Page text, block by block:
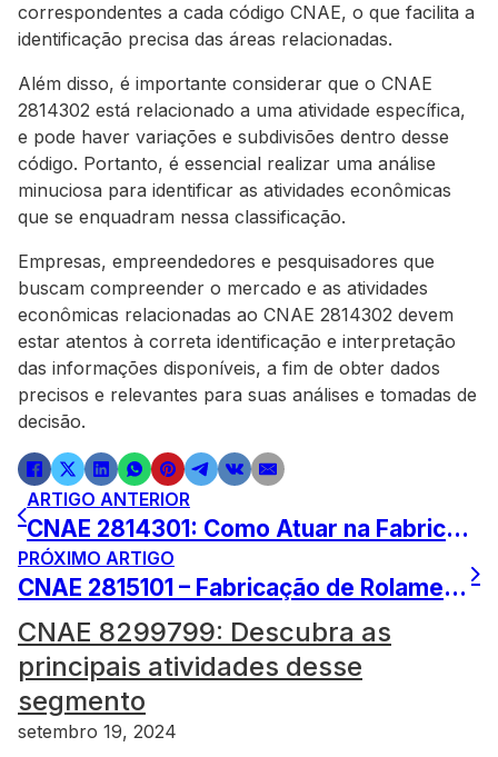
correspondentes a cada código CNAE, o que facilita a
identificação precisa das áreas relacionadas.
Além disso, é importante considerar que o CNAE
2814302 está relacionado a uma atividade específica,
e pode haver variações e subdivisões dentro desse
código. Portanto, é essencial realizar uma análise
minuciosa para identificar as atividades econômicas
que se enquadram nessa classificação.
Empresas, empreendedores e pesquisadores que
buscam compreender o mercado e as atividades
econômicas relacionadas ao CNAE 2814302 devem
estar atentos à correta identificação e interpretação
das informações disponíveis, a fim de obter dados
precisos e relevantes para suas análises e tomadas de
decisão.
ARTIGO ANTERIOR
CNAE 2814301: Como Atuar na Fabricação de Bombas e Compressores
PRÓXIMO ARTIGO
CNAE 2815101 – Fabricação de Rolamentos: Guia Completo
CNAE 8299799: Descubra as
principais atividades desse
segmento
setembro 19, 2024